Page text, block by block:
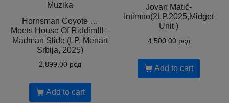
Muzika
Hornsman Coyote …
Meets House Of Riddim!!! –
Madman Slide (LP, Menart
Srbija, 2025)
2,899.00 рсд
Add to cart
Jovan Matić-
Intimno(2LP,2025,Midget
Unit )
4,500.00 рсд
Add to cart